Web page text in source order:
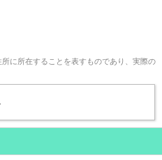
に所在することを表すものであり、実際の